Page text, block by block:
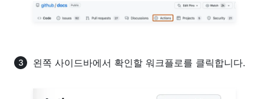
왼쪽 사이드바에서 확인할 워크플로를 클릭합니다.